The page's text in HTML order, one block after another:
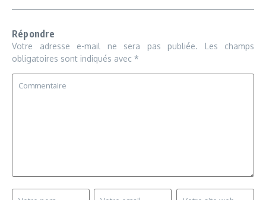
Répondre
Votre adresse e-mail ne sera pas publiée.
Les champs
obligatoires sont indiqués avec *